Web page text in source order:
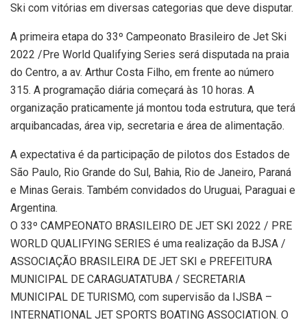
Ski com vitórias em diversas categorias que deve disputar.
A primeira etapa do 33º Campeonato Brasileiro de Jet Ski
2022 /Pre World Qualifying Series será disputada na praia
do Centro, a av. Arthur Costa Filho, em frente ao número
315. A programação diária começará às 10 horas. A
organização praticamente já montou toda estrutura, que terá
arquibancadas, área vip, secretaria e área de alimentação.
A expectativa é da participação de pilotos dos Estados de
São Paulo, Rio Grande do Sul, Bahia, Rio de Janeiro, Paraná
e Minas Gerais. Também convidados do Uruguai, Paraguai e
Argentina.
O 33º CAMPEONATO BRASILEIRO DE JET SKI 2022 / PRE
WORLD QUALIFYING SERIES é uma realização da BJSA /
ASSOCIAÇÃO BRASILEIRA DE JET SKI e PREFEITURA
MUNICIPAL DE CARAGUATATUBA / SECRETARIA
MUNICIPAL DE TURISMO, com supervisão da IJSBA –
INTERNATIONAL JET SPORTS BOATING ASSOCIATION. O